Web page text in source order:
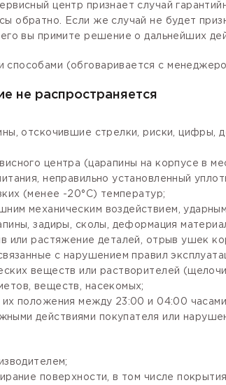
центр признает случай
обратно. Если же случай не будет
вы примите решение о дальнейших
(обговаривается с
не распространяется
отскочившие стрелки, риски,
центра (царапины на корпусе в
неправильно установленный
(менее -20°С) температур;
механическим воздействием,
задиры, сколы, деформация
или растяжение деталей, отрыв ушек
с нарушением правил
веществ или растворителей
веществ, насекомых;
положения между 23:00 и 04:00
действиями покупателя или
поверхности, в том числе